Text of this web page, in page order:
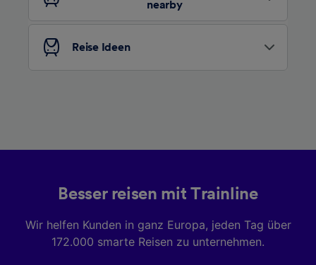
nearby
Reise Ideen
Besser reisen mit Trainline
Wir helfen Kunden in ganz Europa, jeden Tag über
172.000 smarte Reisen zu unternehmen.
Liste der Partner (Lieferanten)